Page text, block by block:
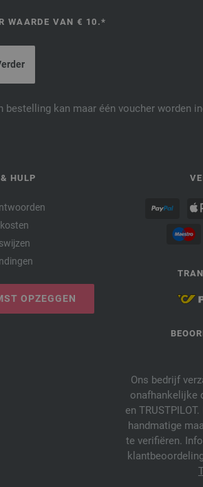
WAARDE VAN € 10.*
kan maar één voucher worden
HULP
OPZEGGEN
Ons bedrijf
onafhankelijke
en
handmatige
te verifiëren.